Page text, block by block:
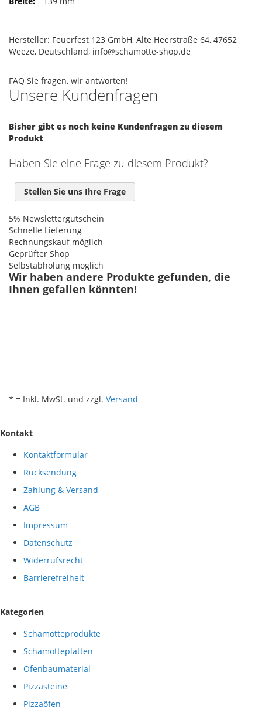
Hersteller: Feuerfest 123 GmbH, Alte Heerstraße 64, 47652
Weeze, Deutschland, info@schamotte-shop.de
FAQ Sie fragen, wir antworten!
Unsere Kundenfragen
Bisher gibt es noch keine Kundenfragen zu diesem
Produkt
Haben Sie eine Frage zu diesem Produkt?
Stellen Sie uns Ihre Frage
5% Newslettergutschein
Schnelle Lieferung
Rechnungskauf möglich
Geprüfter Shop
Selbstabholung möglich
Wir haben andere Produkte gefunden, die
Ihnen gefallen könnten!
* = Inkl. MwSt. und zzgl. Versand
Kontakt
Kontaktformular
Rücksendung
Zahlung & Versand
AGB
Impressum
Datenschutz
Widerrufsrecht
Barrierefreiheit
Kategorien
Schamotteprodukte
Schamotteplatten
Ofenbaumaterial
Pizzasteine
Pizzaöfen